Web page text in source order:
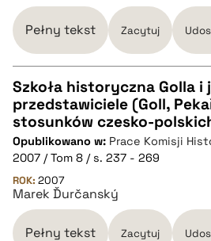
Pełny tekst Zacytuj
CZYSTY TEKST
pobierz cytat
BIBTEX
Szkoła historyczna Golla i
przedstawiciele (Goll,
stosunków czesko-
Opublikowano w: Prace Komisji
2007 / Tom 8 / s. 237 - 269
ROK: 2007
Marek Ďurčanský
Pełny tekst Zacytuj